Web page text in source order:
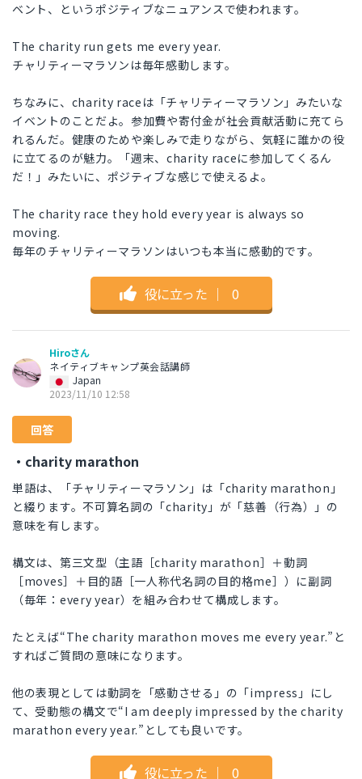
ベント、というポジティブなニュアンスで使われます。
The charity run gets me every year.
チャリティーマラソンは毎年感動します。
ちなみに、charity raceは「チャリティーマラソン」みたいな
イベントのことだよ。参加費や寄付金が社会貢献活動に充てら
れるんだ。健康のためや楽しみで走りながら、気軽に誰かの役
に立てるのが魅力。「週末、charity raceに参加してくるん
だ！」みたいに、ポジティブな感じで使えるよ。
The charity race they hold every year is always so
moving.
毎年のチャリティーマラソンはいつも本当に感動的です。
役に立った ｜ 0
Hiroさん
ネイティブキャンプ英会話講師
Japan
2023/11/10 12:58
回答
・charity marathon
単語は、「チャリティーマラソン」は「charity marathon」
と綴ります。不可算名詞の「charity」が「慈善（行為）」の
意味を有します。
構文は、第三文型（主語［charity marathon］＋動詞
［moves］＋目的語［一人称代名詞の目的格me］）に副詞
（毎年：every year）を組み合わせて構成します。
たとえば“The charity marathon moves me every year.”と
すればご質問の意味になります。
他の表現としては動詞を「感動させる」の「impress」にし
て、受動態の構文で“I am deeply impressed by the charity
marathon every year.”としても良いです。
役に立った ｜ 0